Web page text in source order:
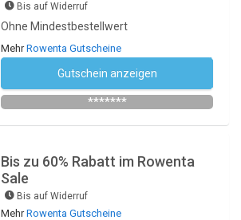
Bis auf Widerruf
Ohne Mindestbestellwert
MehrRowenta Gutscheine
Gutschein anzeigen
*******
Bis zu 60% Rabatt im Rowenta
Sale
Bis auf Widerruf
MehrRowenta Gutscheine